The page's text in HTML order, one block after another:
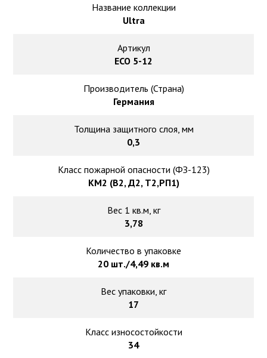
Ковролин под теплый пол
Название коллекции
Ultra
Артикул
ECO 5-12
Производитель (Страна)
Германия
Толщина защитного слоя, мм
0,3
Класс пожарной опасности (ФЗ-123)
КМ2 (В2, Д2, Т2,РП1)
Вес 1 кв.м, кг
3,78
Количество в упаковке
20 шт./4,49 кв.м
Вес упаковки, кг
17
Класс износостойкости
34